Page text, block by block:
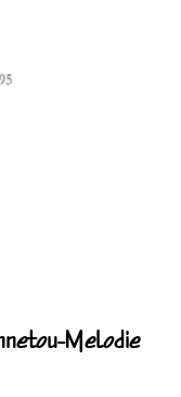
Melodie